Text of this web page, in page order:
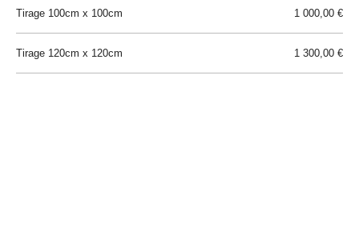
Tirage 100cm x 100cm 1 000,00 €
Tirage 120cm x 120cm 1 300,00 €